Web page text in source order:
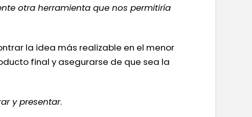
otra herramienta que nos permitiría
la idea más realizable en el menor
final y asegurarse de que sea la
y presentar.